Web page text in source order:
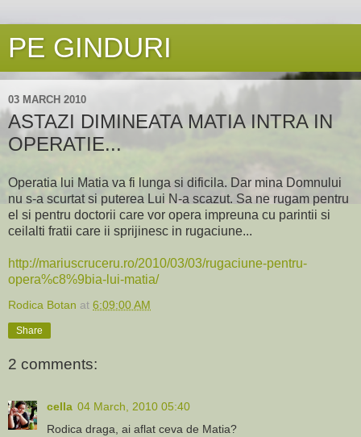
PE GINDURI
03 MARCH 2010
ASTAZI DIMINEATA MATIA INTRA IN
OPERATIE...
Operatia lui Matia va fi lunga si dificila. Dar mina Domnului
nu s-a scurtat si puterea Lui N-a scazut. Sa ne rugam pentru
el si pentru doctorii care vor opera impreuna cu parintii si
ceilalti fratii care ii sprijinesc in rugaciune...
http://mariuscruceru.ro/2010/03/03/rugaciune-pentru-
opera%c8%9bia-lui-matia/
Rodica Botan at 6:09:00 AM
Share
2 comments:
cella 04 March, 2010 05:40
Rodica draga, ai aflat ceva de Matia?